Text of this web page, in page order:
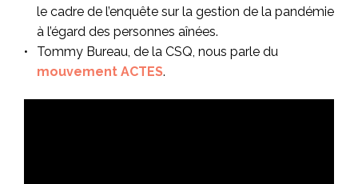
le cadre de l’enquête sur la gestion de la pandémie
à l’égard des personnes aînées.
Tommy Bureau, de la CSQ, nous parle du
mouvement ACTES.